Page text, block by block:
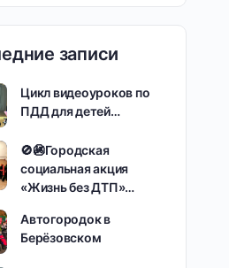
записи
Цикл видеоуроков по
ПДД для детей…
🚫🚳Городская
социальная акция
«Жизнь без ДТП»…
Автогородок в
Берёзовском